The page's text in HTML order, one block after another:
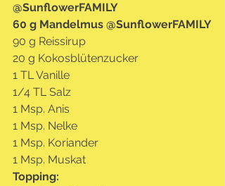
@SunflowerFAMILY
60 g Mandelmus @SunflowerFAMILY
90 g Reissirup
20 g Kokosblütenzucker
1 TL Vanille
1/4 TL Salz
1 Msp. Anis
1 Msp. Nelke
1 Msp. Koriander
1 Msp. Muskat
Topping: